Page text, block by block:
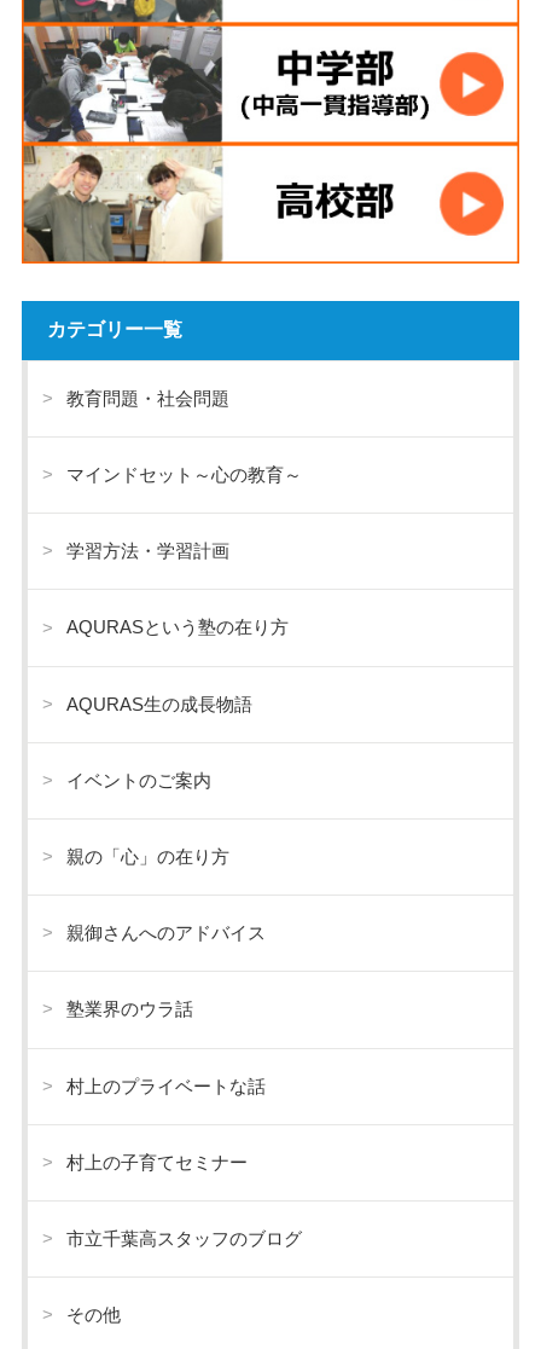
カテゴリー一覧
教育問題・社会問題
マインドセット～心の教育～
学習方法・学習計画
AQURASという塾の在り方
AQURAS生の成長物語
イベントのご案内
親の「心」の在り方
親御さんへのアドバイス
塾業界のウラ話
村上のプライベートな話
村上の子育てセミナー
市立千葉高スタッフのブログ
その他